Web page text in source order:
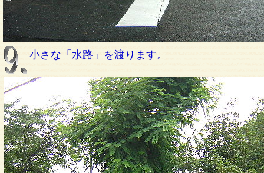
小さな「水路」を渡ります。